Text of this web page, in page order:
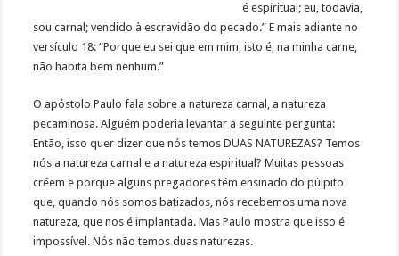
é espiritual; eu, todavia,
sou carnal; vendido à escravidão do pecado.” E mais adiante no
versículo 18: “Porque eu sei que em mim, isto é, na minha carne,
não habita bem nenhum.”
O apóstolo Paulo fala sobre a natureza carnal, a natureza
pecaminosa. Alguém poderia levantar a seguinte pergunta:
Então, isso quer dizer que nós temos DUAS NATUREZAS? Temos
nós a natureza carnal e a natureza espiritual? Muitas pessoas
crêem e porque alguns pregadores têm ensinado do púlpito
que, quando nós somos batizados, nós recebemos uma nova
natureza, que nos é implantada. Mas Paulo mostra que isso é
impossível. Nós não temos duas naturezas.